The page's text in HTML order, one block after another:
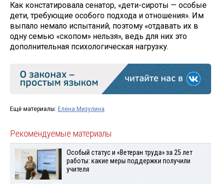
Как констатировала сенатор, «дети-сироты — особые
дети, требующие особого подхода и отношения». Им
выпало немало испытаний, поэтому «отдавать их в
одну семью «скопом» нельзя», ведь для них это
дополнительная психологическая нагрузку.
Ещё материалы: Елена Мизулина
Рекомендуемые материалы
Особый статус и «Ветеран труда» за 25 лет
работы: какие меры поддержки получили
учителя